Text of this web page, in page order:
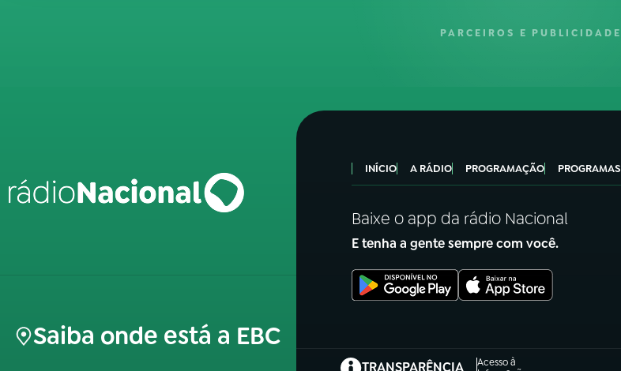
PARCEIROS E PUBLICIDADE
Saiba onde está a EBC
INÍCIO A RÁDIO PROGRAMAÇÃO PROGRAMAS
Baixe o app da rádio Nacional
E tenha a gente sempre com você.
TRANSPARÊNCIA
Acesso à